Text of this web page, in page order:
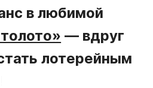
в любимой
— вдруг
лотерейным